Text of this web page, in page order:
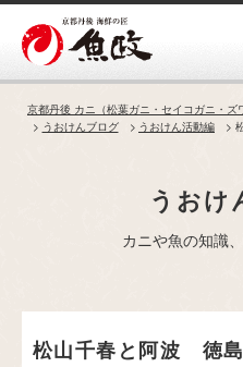
Skip
content
京都丹後 カニ（松葉ガニ・セイコガニ・
うおけんブログ
うおけん活動編
うおけ
カニや魚の知識
松山千春と阿波 徳島